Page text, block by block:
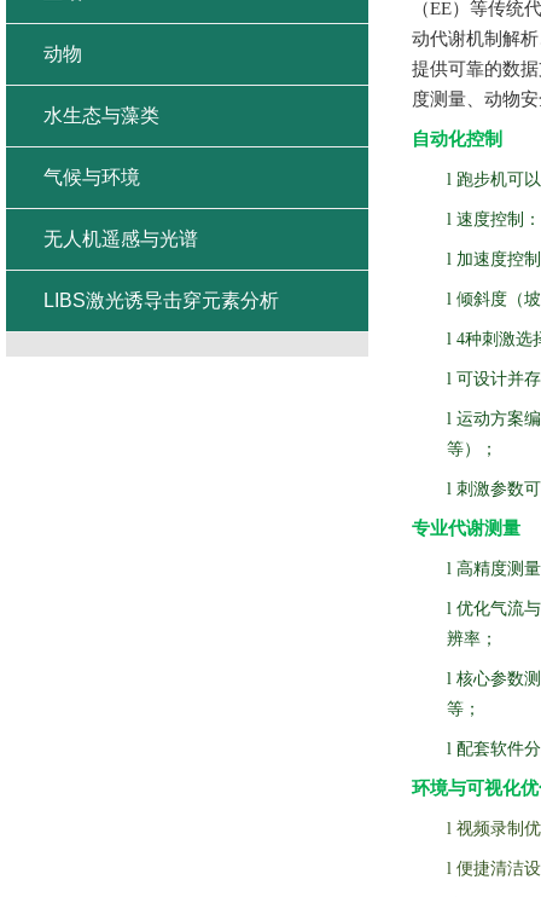
（EE）等传统
动代谢机制解
提供可靠的数
度测量、动物
自动化控制
l 跑步机可
l 速度控制
l 加速度控
l 倾斜度（
l 4种刺激选
l 可设计并
l 运动方案
等）；
l 刺激参数
专业代谢测量
l 高精度测
l 优化气流
辨率；
l 核心参数
等；
l 配套软件
环境与可视化
l 视频录制
l 便捷清洁
动物
水生态与藻类
气候与环境
无人机遥感与光谱
LIBS激光诱导击穿元素分析